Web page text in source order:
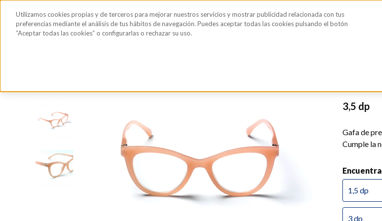
Todos los
productos
Sérum de pestañas y cejasGafas de SolHigiene íntimaBlog
CN:
3,5 dp
Gafa de
Cumple la
1,5 dp
3 dp
Utilizamos cookies propias y de terceros para mejorar nuestros servicios y mostrar publicidad relacionada con tus
preferencias mediante el análisis de tus hábitos de navegación. Puedes aceptar todas las cookies pulsando el botón
“Aceptar todas las cookies” o configurarlas o rechazar su uso.